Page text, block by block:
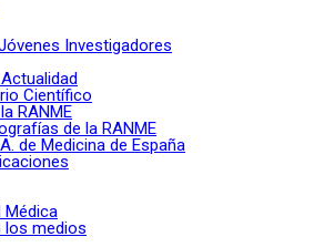
Investigadores
Científico
RANME
de la RANME
de Medicina de España
Médica
los medios